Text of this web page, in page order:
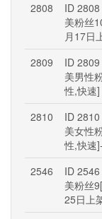
2808
ID
美粉丝
月17日
2809
ID
美男性
性,快速
2810
ID
美女性
性,快速
2546
ID
美粉丝
25日上